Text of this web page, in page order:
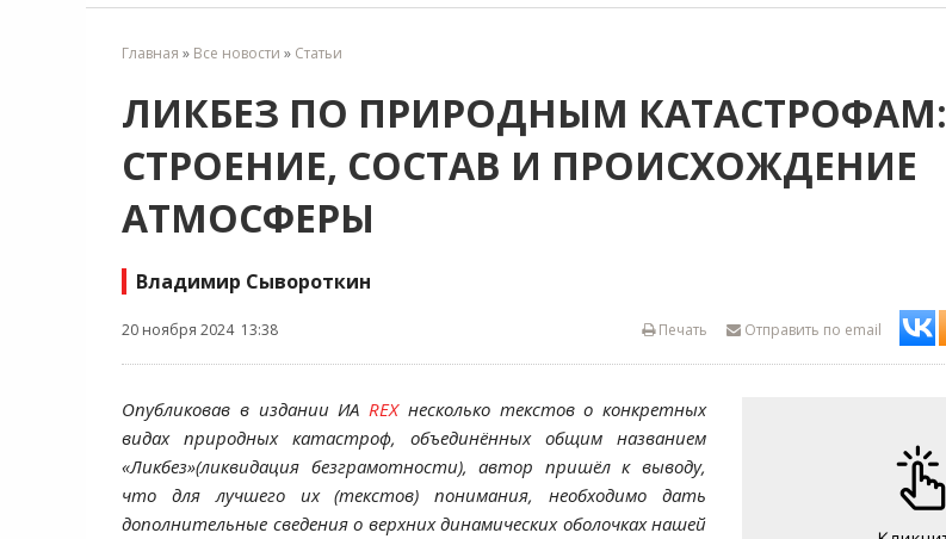
Главная » Все новости » Статьи
ЛИКБЕЗ ПО ПРИРОДНЫМ КАТАСТРОФАМ:
СТРОЕНИЕ, СОСТАВ И ПРОИСХОЖДЕНИЕ
АТМОСФЕРЫ
Владимир Сывороткин
20 ноября 2024 13:38 Отправить по email
Печать
Опубликовав в издании ИА REXнесколько текстов о конкретных
видах природных катастроф, объединённых общим названием
«Ликбез»(ликвидация безграмотности), автор пришёл к выводу,
что для лучшего их (текстов) понимания, необходимо дать
дополнительные сведения о верхних динамических оболочках нашей